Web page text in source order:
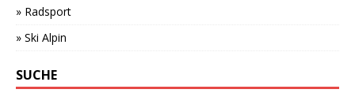
» Radsport
» Ski Alpin
SUCHE